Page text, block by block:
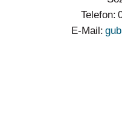
Telefon
E-Mail